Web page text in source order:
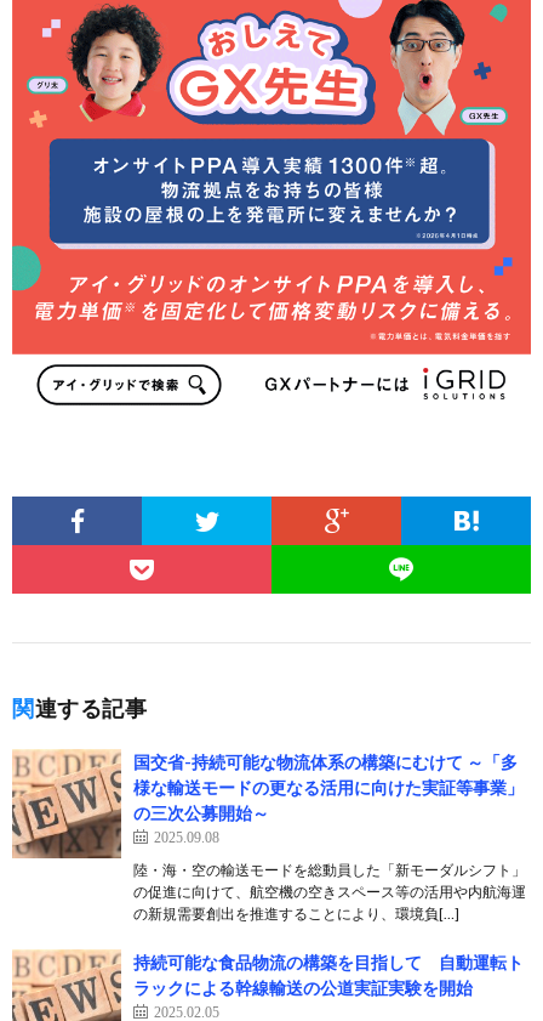
関連する記事
国交省-持続可能な物流体系の構築にむけて ～「多
様な輸送モードの更なる活用に向けた実証等事業」
の三次公募開始～
2025.09.08
陸・海・空の輸送モードを総動員した「新モーダルシフト」
の促進に向けて、航空機の空きスペース等の活用や内航海運
の新規需要創出を推進することにより、環境負[…]
持続可能な食品物流の構築を目指して 自動運転ト
ラックによる幹線輸送の公道実証実験を開始
2025.02.05